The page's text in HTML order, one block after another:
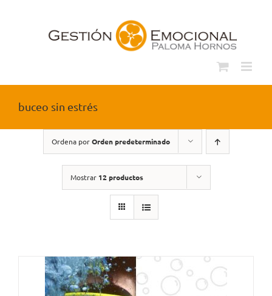
buceo sin estrés
Ordena porOrden predeterminado
Mostrar 12 productos